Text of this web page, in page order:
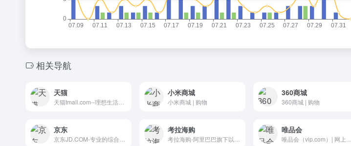
相关导航
天猫 小米商城
小米商城 | 购物
360商城
360商城 | 购物
京东 考拉海购 唯品会